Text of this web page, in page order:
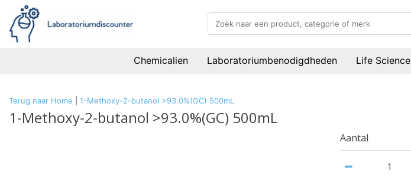
Chemicalien Laboratoriumbenodigdheden Life Science
Terug naar Home 1-Methoxy-2-butanol >93.0%(GC) 500mL
1-Methoxy-2-butanol >93.0%(GC) 500mL
Aantal